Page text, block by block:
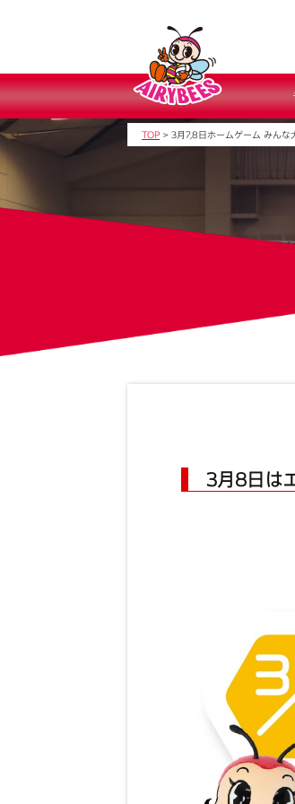
TOP > 3月7,8日ホームゲーム みんな
3月8日は